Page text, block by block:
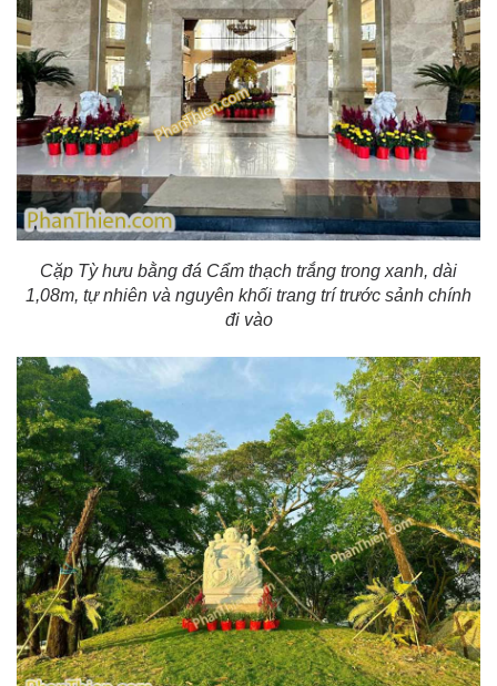
Cặp Tỳ hưu bằng đá Cẩm thạch trắng trong xanh, dài
1,08m, tự nhiên và nguyên khối trang trí trước sảnh chính
đi vào